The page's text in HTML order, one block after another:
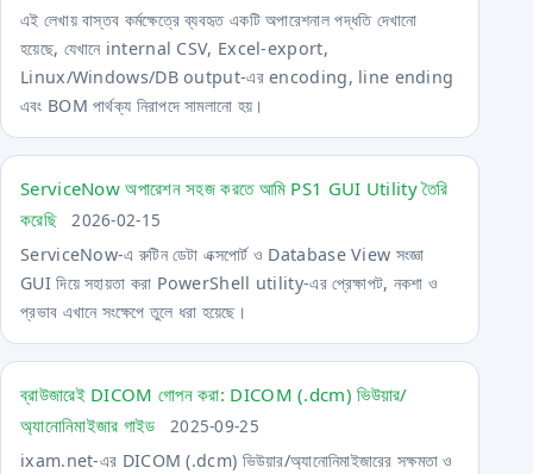
এই লেখায় বাস্তব কর্মক্ষেত্রে ব্যবহৃত একটি অপারেশনাল পদ্ধতি দেখানো
হয়েছে, যেখানে internal CSV, Excel-export,
Linux/Windows/DB output-এর encoding, line ending
এবং BOM পার্থক্য নিরাপদে সামলানো হয়।
ServiceNow অপারেশন সহজ করতে আমি PS1 GUI Utility তৈরি
করেছি
2026-02-15
ServiceNow-এ রুটিন ডেটা এক্সপোর্ট ও Database View সংজ্ঞা
GUI দিয়ে সহায়তা করা PowerShell utility-এর প্রেক্ষাপট, নকশা ও
প্রভাব এখানে সংক্ষেপে তুলে ধরা হয়েছে।
ব্রাউজারেই DICOM গোপন করা: DICOM (.dcm) ভিউয়ার/
অ্যানোনিমাইজার গাইড
2025-09-25
ixam.net-এর DICOM (.dcm) ভিউয়ার/অ্যানোনিমাইজারের সক্ষমতা ও